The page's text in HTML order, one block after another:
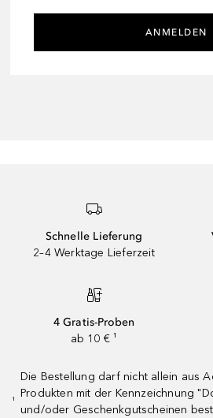
ANMELDEN
Schnelle Lieferung
2–4 Werktage Lieferzeit
4 Gratis-Proben
ab 10 € ¹
¹
Die Bestellung darf nicht allein aus
Produkten mit der Kennzeichnung
und/oder Geschenkgutscheinen